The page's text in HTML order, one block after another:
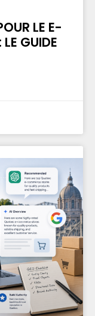
LE E-
GUIDE